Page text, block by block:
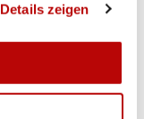
Details zeigen